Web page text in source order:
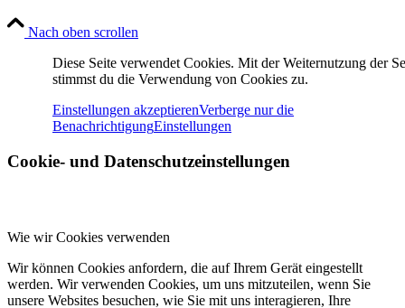
Nach oben scrollen
Diese Seite verwendet Cookies. Mit der Weiternutzung der
stimmst du die Verwendung von Cookies zu.
Einstellungen akzeptierenVerberge nur die
BenachrichtigungEinstellungen
Cookie- und Datenschutzeinstellungen
Wie wir Cookies verwenden
Wir können Cookies anfordern, die auf Ihrem Gerät eingestellt
werden. Wir verwenden Cookies, um uns mitzuteilen, wenn Sie
unsere Websites besuchen, wie Sie mit uns interagieren, Ihre